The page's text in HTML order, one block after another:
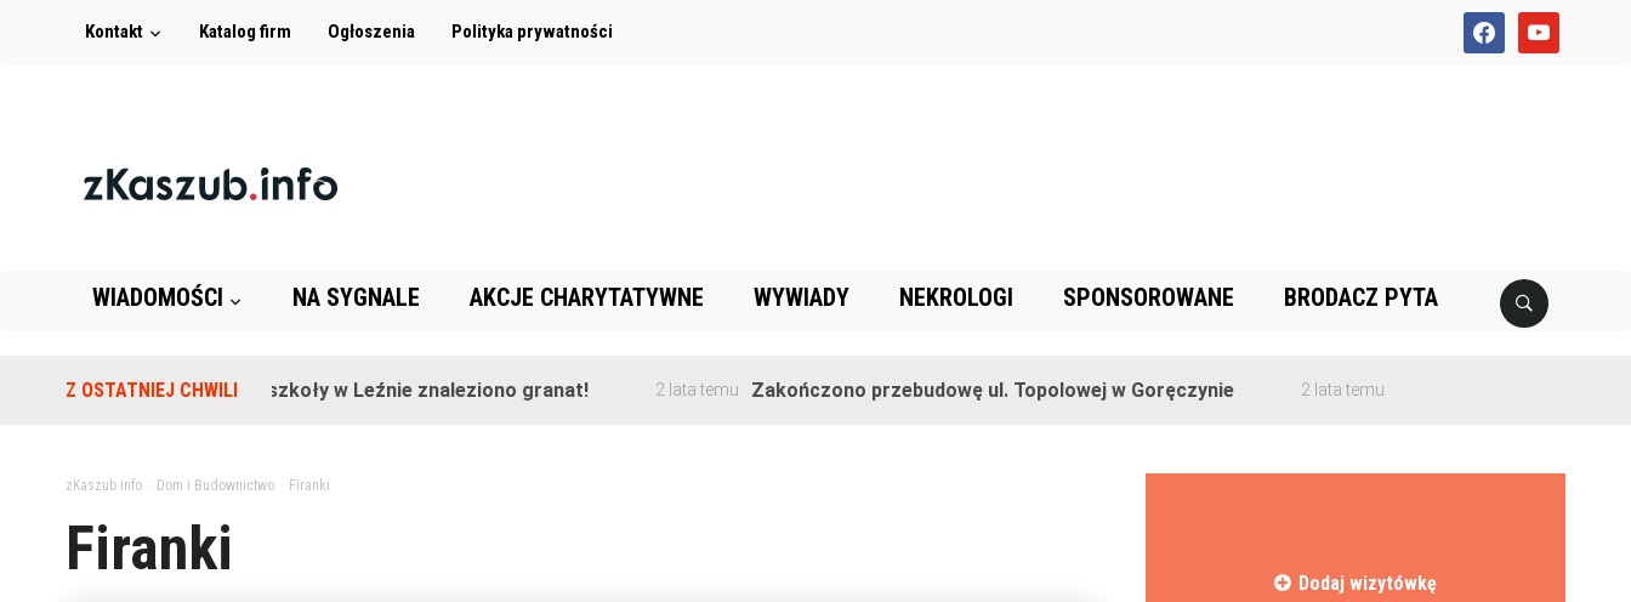
facebookyoutube
Kontakt Katalog firm Ogłoszenia Polityka prywatności
WIADOMOŚCI NA SYGNALE AKCJE CHARYTATYWNE WYWIADY NEKROLOGI SPONSOROWANE BRODACZ PYTA
Z OSTATNIEJ CHWILI
Na terenie szkoły w Leźnie znaleziono granat! 2 lata temu Zakończono przebudowę ul. Topolowej w Goręczynie 2 lata temu
zKaszub.info> Dom i Budownictwo> Firanki
Firanki Dodaj wizytówkę